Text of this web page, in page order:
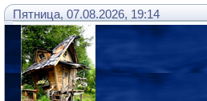
Пятница, 07.08.2026, 19:14